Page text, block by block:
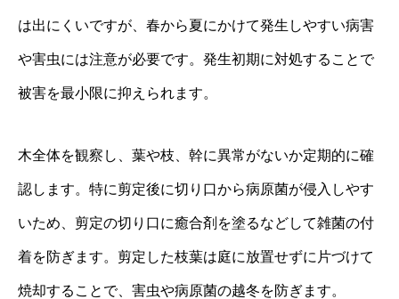
は出にくいですが、春から夏にかけて発生しやすい病害
や害虫には注意が必要です。発生初期に対処することで
被害を最小限に抑えられます。
木全体を観察し、葉や枝、幹に異常がないか定期的に確
認します。特に剪定後に切り口から病原菌が侵入しやす
いため、剪定の切り口に癒合剤を塗るなどして雑菌の付
着を防ぎます。剪定した枝葉は庭に放置せずに片づけて
焼却することで、害虫や病原菌の越冬を防ぎます。